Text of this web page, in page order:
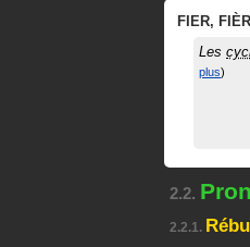
FIER,
Les
plus
2.2.
2.2.1.